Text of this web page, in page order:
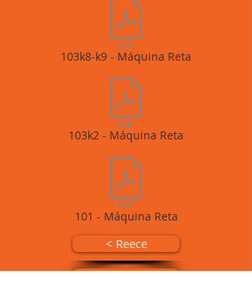
103k8-k9 - Máquina Reta
103k2 - Máquina Reta
101 - Máquina Reta
< Reece